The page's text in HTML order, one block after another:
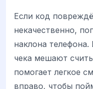
Если код
некачественно,
наклона
чека мешают
помогает легкое
вправо, чтобы